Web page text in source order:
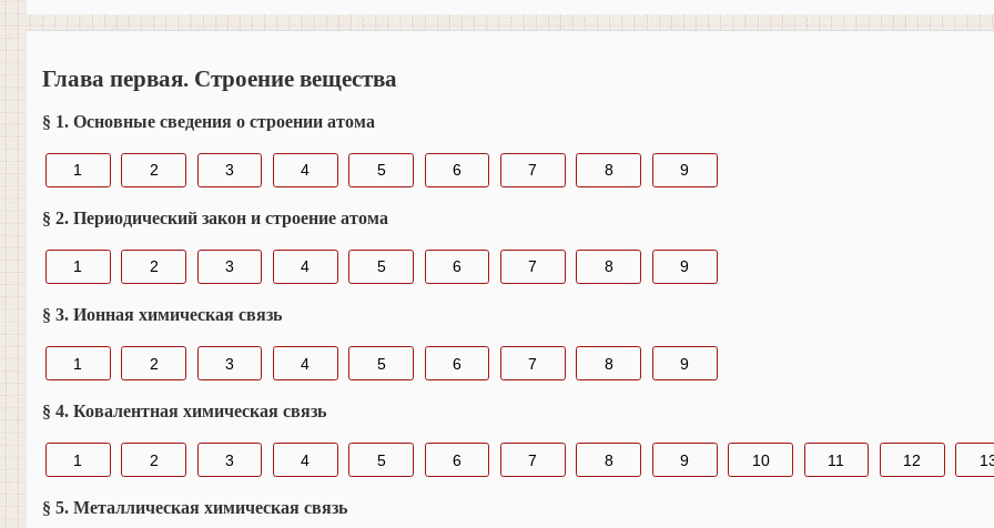
Глава первая. Строение вещества
§ 1. Основные сведения о строении атома
1 2 3 4 5 6 7 8 9
§ 2. Периодический закон и строение атома
1 2 3 4 5 6 7 8 9
§ 3. Ионная химическая связь
1 2 3 4 5 6 7 8 9
§ 4. Ковалентная химическая связь
1 2 3 4 5 6 7 8 9 10 11 12
§ 5. Металлическая химическая связь